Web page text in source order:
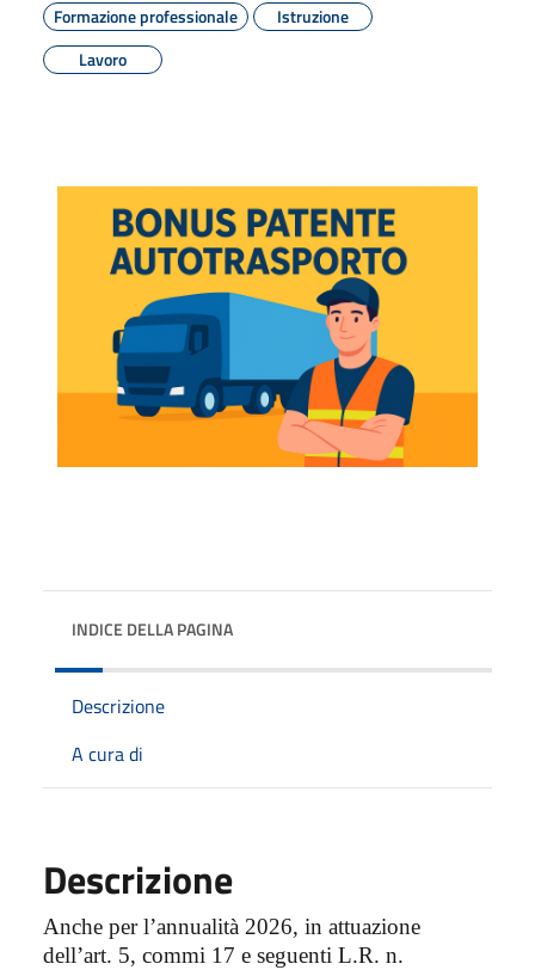
Formazione professionale
Istruzione
Lavoro
INDICE DELLA PAGINA
Descrizione
A cura di
Descrizione
Anche per l’annualità 2026, in attuazione
dell’art. 5, commi 17 e seguenti L.R. n.